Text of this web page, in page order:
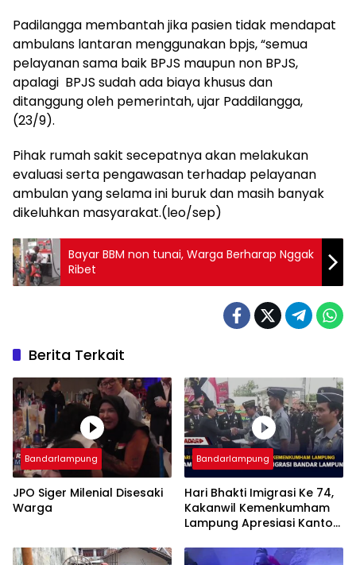
Padilangga membantah jika pasien tidak mendapat
ambulans lantaran menggunakan bpjs, “semua
pelayanan sama baik BPJS maupun non BPJS,
apalagi BPJS sudah ada biaya khusus dan
ditanggung oleh pemerintah, ujar Paddilangga,
(23/9).
Pihak rumah sakit secepatnya akan melakukan
evaluasi serta pengawasan terhadap pelayanan
ambulan yang selama ini buruk dan masih banyak
dikeluhkan masyarakat.(leo/sep)
Bayar BBM non tunai, Warga Berharap Nggak
Ribet
Berita Terkait
Bandarlampung
JPO Siger Milenial Disesaki
Warga
Bandarlampung
Hari Bhakti Imigrasi Ke 74,
Kakanwil Kemenkumham
Lampung Apresiasi Kantor